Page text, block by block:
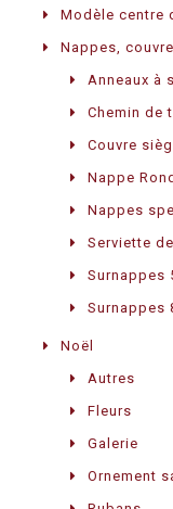
Modèle centre
Nappes,
Anneaux à
Chemin de
Couvre
Nappe
Nappes
Serviette
Surnappes
Surnappes
Noël
Autres
Fleurs
Galerie
Ornement